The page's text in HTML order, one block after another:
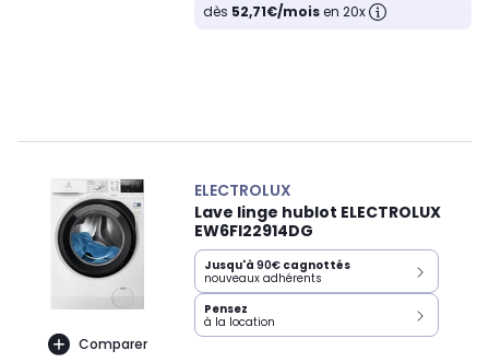
dès 52,71€/moisen 20x
Comparer
ELECTROLUX
Lave linge hublot ELECTROLUX
EW6FI22914DG
Jusqu'à 90€ cagnottés
nouveaux adhérents
Pensez
à la location